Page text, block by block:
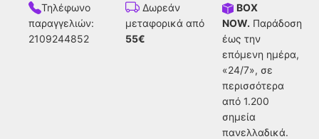
Τηλέφωνο
παραγγελιών:
2109244852
Δωρεάν
μεταφορικά από
55€
BOX
NOW. Παράδοση
έως την
επόμενη ημέρα,
«24/7», σε
περισσότερα
από 1.200
σημεία
πανελλαδικά.